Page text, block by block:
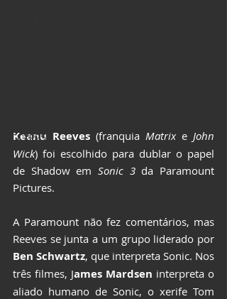
CCXP25
ImagineLand
Keanu Reeves (franquia Matrix e John
Wick) foi escolhido para dublar o papel
de Shadow em Sonic 3 da Paramount
Pictures.
A Paramount não fez comentários, mas
Ben Schwartz, que interpreta Sonic. Nos
três filmes, James Mardsen interpreta o
aliado humano de Sonic, o xerife Tom